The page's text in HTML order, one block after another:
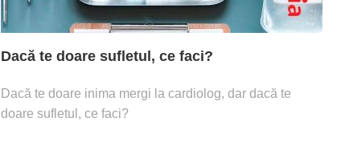
Dacă te doare sufletul, ce faci?
Dacă te doare inima mergi la cardiolog, dar dacă te
doare sufletul, ce faci?